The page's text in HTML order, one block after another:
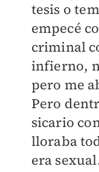
tesis o
empecé
criminal
infierno,
pero me
Pero
sicario
lloraba
era